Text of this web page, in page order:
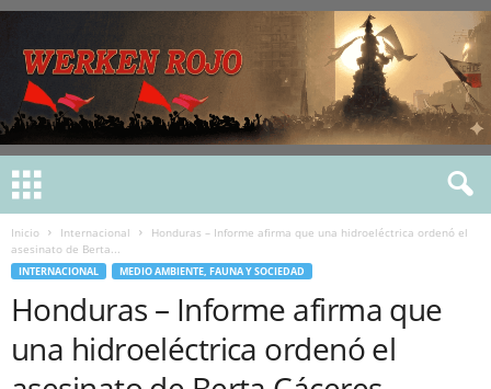
Inicio Internacional
Honduras – Informe afirma que una hidroeléctrica ordenó el
asesinato de Berta...
INTERNACIONAL MEDIO AMBIENTE, FAUNA Y SOCIEDAD
Honduras – Informe afirma que
una hidroeléctrica ordenó el